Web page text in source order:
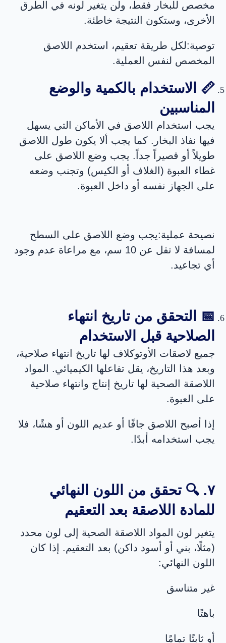
مخصص للبخار فقط، ولن يتغير لونه في الطرق
الأخرى، وستكون النتيجة خاطئة.
توصية:لكل طريقة تعقيم، استخدم اللاصق
المخصص لنفس العملية.
📏 الاستخدام بالكمية والوضع
المناسبين
يجب استخدام اللاصق في الأماكن التي يسهل
فيها نفاذ البخار. كما يجب ألا يكون طول اللاصق
طويلاً أو قصيراً جداً. يجب وضع اللاصق على
غطاء العبوة (الغلاف أو الكيس) وتجنب وضعه
على الجهاز نفسه أو داخل العبوة.
نصيحة عملية:يجب وضع اللاصق على السطح
لمسافة لا تقل عن 10 سم، مع مراعاة عدم وجود
أي تجاعيد.
📅 التحقق من تاريخ انتهاء
الصلاحية قبل الاستخدام
جميع لاصقات الأوتوكلاف لها تاريخ انتهاء صلاحية،
وبعد هذا التاريخ، يقل تفاعلها الكيميائي. المواد
اللاصقة الصحية لها تاريخ إنتاج وانتهاء صلاحية
على العبوة.
إذا أصبح اللاصق جافًا أو عديم اللون أو هشًا، فلا
يجب استخدامه أبدًا.
٧. 🔍 تحقق من اللون النهائي
للمادة اللاصقة بعد التعقيم
يتغير لون المواد اللاصقة الصحية إلى لون محدد
(مثلًا، بني أو أسود داكن) بعد التعقيم. إذا كان
اللون النهائي:
غير متناسق
باهتًا
أو ثابتًا تمامًا